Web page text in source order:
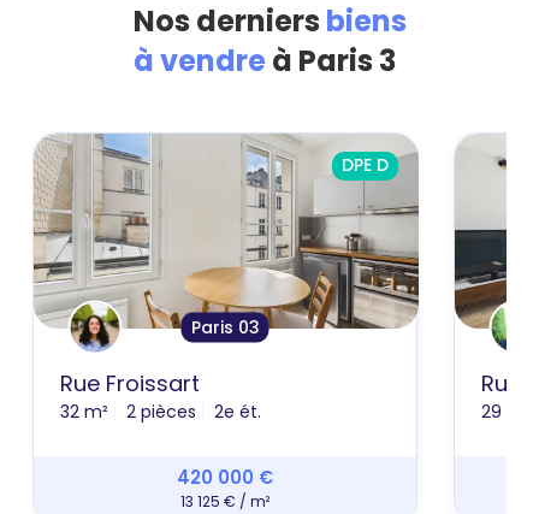
Nos derniers biens
à vendre à Paris 3
DPE D
Paris 03
Rue Froissart
32 m² 2 pièces 2e ét.
420 000 €
13 125 € / m²
Rue
29 m²